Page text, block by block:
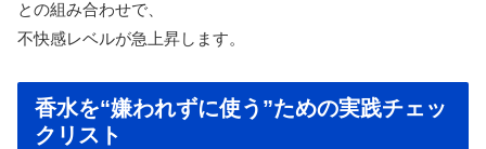
との組み合わせで、
不快感レベルが急上昇します。
香水を“嫌われずに使う”ための実践チェッ
クリスト